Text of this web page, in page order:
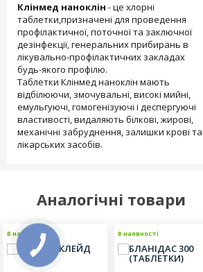
Клінмед наноклін - це хлорні
таблетки,призначені для проведення
профілактичної, поточної та заключної
дезінфекції, генеральних прибирань в
лікувально-профілактичних закладах
будь-якого профілю.
Таблетки Клінмед наноклін мають
відбілюючи, змочувальні, високі мийні,
емульгуючі, гомогенізуючі і деспергуючі
властивості, видаляють білкові, жирові,
механічні забруднення, залишки крові та
лікарських засобів.
Аналогічні товари
В наявності В наявності